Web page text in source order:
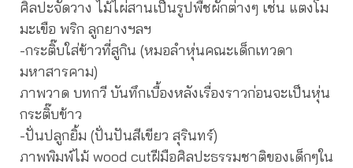
ศิลปะจัดวาง ไม้ไผ่สานเป็นรูปพืชผักต่างๆ เช่น แตงโม
มะเขือ พริก ลูกยางฯลฯ
-กระติ๊บใส่ข้าวที่สูกิน (หมอลำหุ่นคณะเด็กเทวดา
มหาสารคาม)
ภาพวาด บทกวี บันทึกเบื้องหลังเรื่องราวก่อนจะเป็นหุ่น
กระติ๊บข้าว
-ปั่นปลูกยิ้ม (ปั่นปันสีเขียว สุรินทร์)
ภาพพิมพ์ไม้ wood cutฝีมือศิลปะธรรมชาติของเด็กๆใน